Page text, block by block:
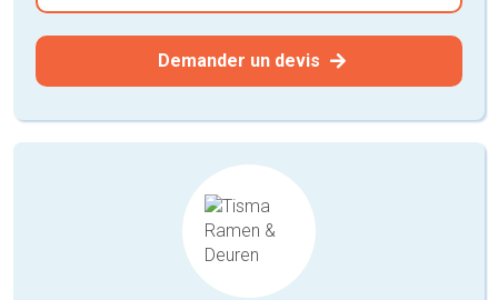
Demander un devis